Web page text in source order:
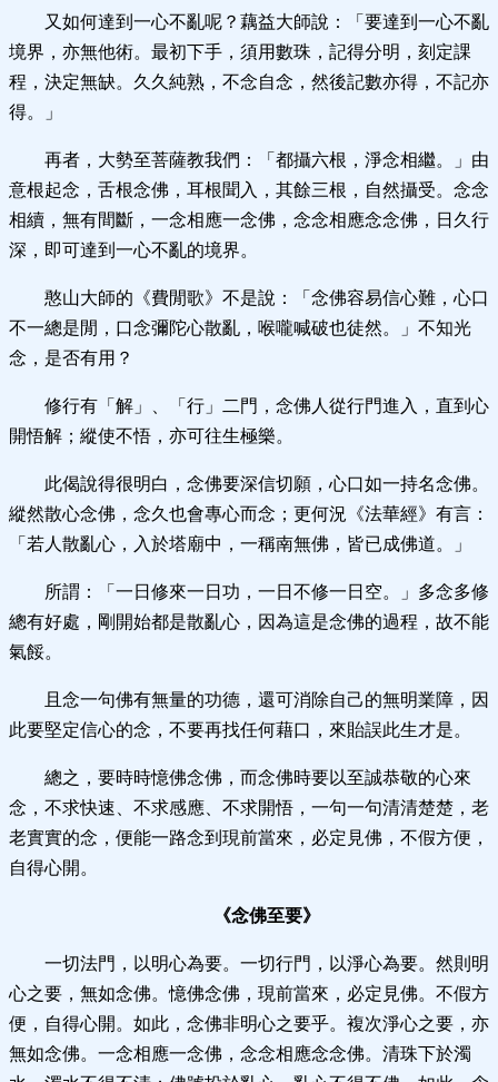
又如何達到一心不亂呢？ 藕益大師說：「要達到一心不亂
境界，亦無他術。最初下手，須用數珠，記得分明，刻定課
程，決定無缺。久久純熟，不念自念，然後記數亦得，不記亦
得。」
再者，大勢至菩薩教我們：「都攝六根，淨念相繼。」由
意根起念，舌根念佛，耳根聞入，其餘三根，自然攝受。念念
相續，無有間斷，一念相應一念佛，念念相應念念佛，日久行
深，即可達到一心不亂的境界。
憨山大師的《費閒歌》不是說：「念佛容易信心難，心口
不一總是閒，口念彌陀心散亂，喉嚨喊破也徒然。」不知光
念，是否有用？
修行有「解」、「行」二門，念佛人從行門進入，直到心
開悟解；縱使不悟，亦可往生極樂。
此偈說得很明白，念佛要深信切願，心口如一持名念佛。
縱然散心念佛，念久也會專心而念；更何況《法華經》有言：
「若人散亂心，入於塔廟中，一稱南無佛，皆已成佛道。」
所謂：「一日修來一日功，一日不修一日空。」多念多修
總有好處，剛開始都是散亂心，因為這是念佛的過程，故不能
氣餒。
且念一句佛有無量的功德，還可消除自己的無明業障，因
此要堅定信心的念，不要再找任何藉口，來貽誤此生才是。
總之，要時時憶佛念佛，而念佛時要以至誠恭敬的心來
念，不求快速、不求感應、不求開悟，一句一句清清楚楚，老
老實實的念，便能一路念到現前當來，必定見佛，不假方便，
自得心開。
《念佛至要》
一切法門，以明心為要。一切行門，以淨心為要。然則明
心之要，無如念佛。憶佛念佛，現前當來，必定見佛。不假方
便，自得心開。如此，念佛非明心之要乎。複次淨心之要，亦
無如念佛。一念相應一念佛，念念相應念念佛。清珠下於濁